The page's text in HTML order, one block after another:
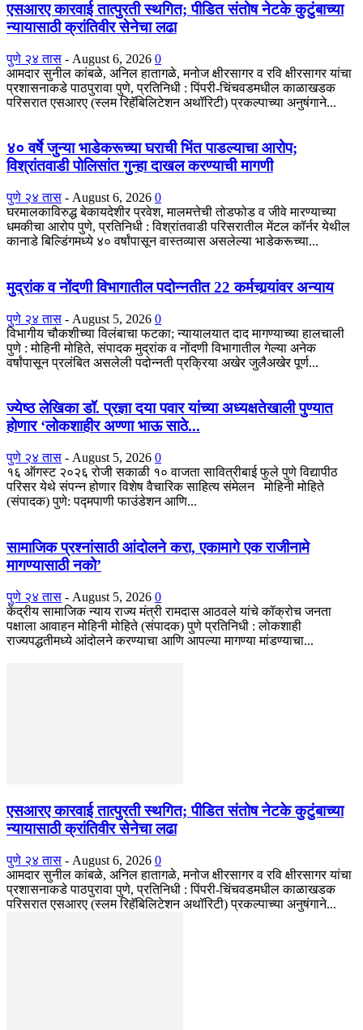
एसआरए कारवाई तात्पुरती स्थगित; पीडित संतोष नेटके कुटुंबाच्या
न्यायासाठी क्रांतिवीर सेनेचा लढा
पुणे २४ तास - August 6, 2026 0
आमदार सुनील कांबळे, अनिल हातागळे, मनोज क्षीरसागर व रवि क्षीरसागर यांचा
प्रशासनाकडे पाठपुरावा पुणे, प्रतिनिधी : पिंपरी-चिंचवडमधील काळाखडक
परिसरात एसआरए (स्लम रिहॅबिलिटेशन अथॉरिटी) प्रकल्पाच्या अनुषंगाने...
४० वर्षे जुन्या भाडेकरूच्या घराची भिंत पाडल्याचा आरोप;
विश्रांतवाडी पोलिसांत गुन्हा दाखल करण्याची मागणी
पुणे २४ तास - August 6, 2026 0
घरमालकाविरुद्ध बेकायदेशीर प्रवेश, मालमत्तेची तोडफोड व जीवे मारण्याच्या
धमकीचा आरोप पुणे, प्रतिनिधी : विश्रांतवाडी परिसरातील मेंटल कॉर्नर येथील
कानाडे बिल्डिंगमध्ये ४० वर्षांपासून वास्तव्यास असलेल्या भाडेकरूच्या...
मुद्रांक व नोंदणी विभागातील पदोन्नतीत 22 कर्मचार्‍यांवर अन्याय
पुणे २४ तास - August 5, 2026 0
विभागीय चौकशीच्या विलंबाचा फटका; न्यायालयात दाद मागण्याच्या हालचाली
पुणे : मोहिनी मोहिते, संपादक मुद्रांक व नोंदणी विभागातील गेल्या अनेक
वर्षांपासून प्रलंबित असलेली पदोन्नती प्रक्रिया अखेर जुलैअखेर पूर्ण...
ज्येष्ठ लेखिका डॉ. प्रज्ञा दया पवार यांच्या अध्यक्षतेखाली पुण्यात
होणार ‘लोकशाहीर अण्णा भाऊ साठे...
पुणे २४ तास - August 5, 2026 0
१६ ऑगस्ट २०२६ रोजी सकाळी १० वाजता सावित्रीबाई फुले पुणे विद्यापीठ
परिसर येथे संपन्न होणार विशेष वैचारिक साहित्य संमेलन मोहिनी मोहिते
(संपादक) पुणे: पद्मपाणी फाउंडेशन आणि...
सामाजिक प्रश्नांसाठी आंदोलने करा, एकामागे एक राजीनामे
मागण्यासाठी नको’
पुणे २४ तास - August 5, 2026 0
केंद्रीय सामाजिक न्याय राज्य मंत्री रामदास आठवले यांचे कॉक्रोच जनता
पक्षाला आवाहन मोहिनी मोहिते (संपादक) पुणे प्रतिनिधी : लोकशाही
राज्यपद्धतीमध्ये आंदोलने करण्याचा आणि आपल्या मागण्या मांडण्याचा...
एसआरए कारवाई तात्पुरती स्थगित; पीडित संतोष नेटके कुटुंबाच्या
न्यायासाठी क्रांतिवीर सेनेचा लढा
पुणे २४ तास - August 6, 2026 0
आमदार सुनील कांबळे, अनिल हातागळे, मनोज क्षीरसागर व रवि क्षीरसागर यांचा
प्रशासनाकडे पाठपुरावा पुणे, प्रतिनिधी : पिंपरी-चिंचवडमधील काळाखडक
परिसरात एसआरए (स्लम रिहॅबिलिटेशन अथॉरिटी) प्रकल्पाच्या अनुषंगाने...